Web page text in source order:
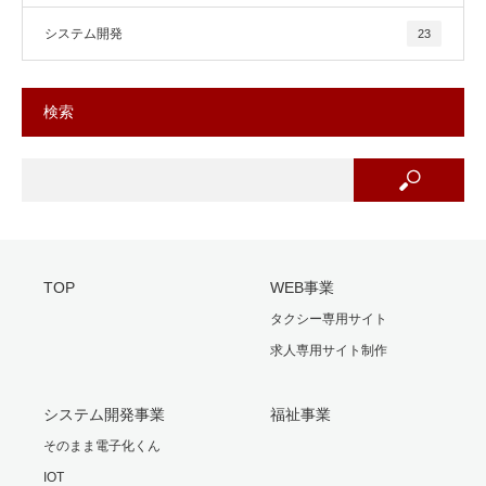
システム開発 23
検索
TOP WEB事業
タクシー専用サイト
求人専用サイト制作
システム開発事業
そのまま電子化くん
IOT
福祉事業